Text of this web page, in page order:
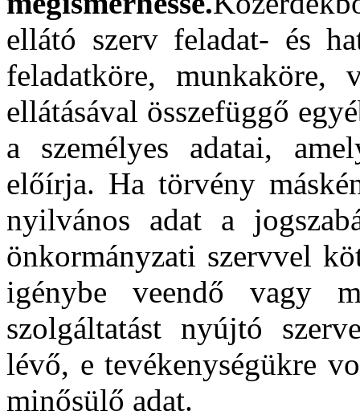
ellátó szerv feladat- és
feladatköre, munkaköre,
ellátásával összefüggő
a személyes adatai,
előírja. Ha törvény
nyilvános adat a
önkormányzati szervvel
igénybe veendő vagy
szolgáltatást nyújtó
lévő, e tevékenységükre
minősülő adat.